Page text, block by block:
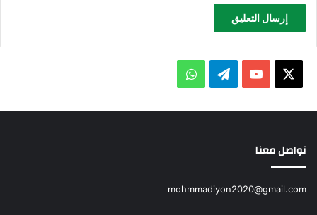
يوتيوبتيلقرامواتساب
تواصل معنا
mohmmadiyon2020@gmail.com